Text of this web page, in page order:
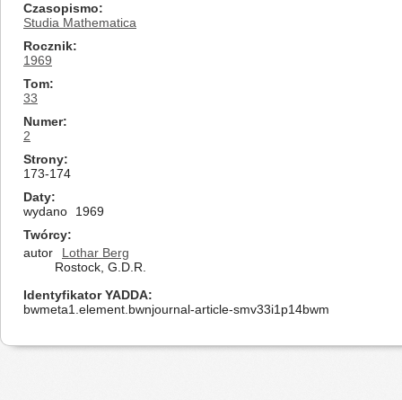
Czasopismo
Studia Mathematica
Rocznik
1969
Tom
33
Numer
2
Strony
173-174
Daty
wydano
1969
Twórcy
autor
Lothar Berg
Rostock, G.D.R.
Identyfikator YADDA
bwmeta1.element.bwnjournal-article-smv33i1p14bwm